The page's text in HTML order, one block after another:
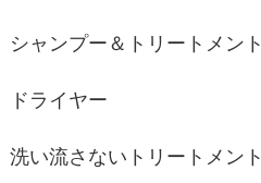
シャンプー＆トリートメント
ドライヤー
洗い流さないトリートメント